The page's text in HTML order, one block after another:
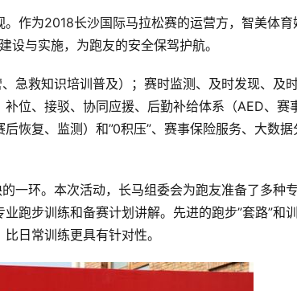
作为2018长沙国际马拉松赛的运营方，智美体育
设与实施，为跑友的安全保驾护航。
急救知识培训普及）；赛时监测、及时发现、及
位、接驳、协同应援、后勤补给体系（AED、赛
恢复、监测）和”0积压”、赛事保险服务、大数据
一环。本次活动，长马组委会为跑友准备了多种
跑步训练和备赛计划讲解。先进的跑步”套路”和
日常训练更具有针对性。